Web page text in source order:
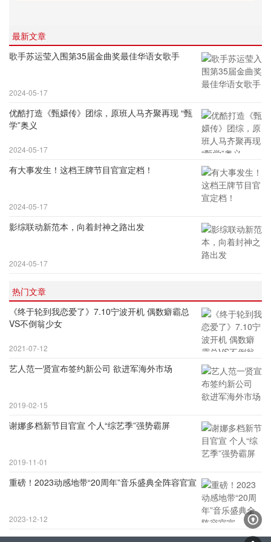
最新文章
歌手苏运莹入围第35届金曲奖最佳华语女歌手
2024-05-17
优酷打造《甄嬛传》团综，原班人马齐聚再现 “甄
学”奥义
2024-05-17
有大事发生！这档王牌节目官宣定档！
2024-05-17
影综联动新范本，向着封神之路出发
2024-05-17
热门文章
《终于轮到我恋爱了》7.10宁波开机 偶数癖霸总
VS不倒翁少女
2021-07-12
艺人范一贤宣布签约新公司 欲进军海外市场
2019-02-15
谢娜多档新节目官宣 个人“综艺季”强势霸屏
2019-11-01
重磅！2023动感地带“20周年”音乐盛典全阵容官宣
2023-12-12